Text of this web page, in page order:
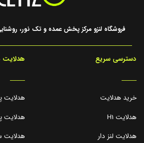
فروشگاه لنزو مرکز پخش عمده و تک نور،
دسترسی سریع
_____
خرید هدلایت
هدلایت H1
هدلایت لنز دار
هدلایت
_____
هدلایت
هدلایت
هدلایت